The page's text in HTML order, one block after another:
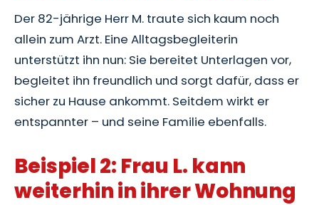
Der 82-jährige Herr M. traute sich kaum noch
allein zum Arzt. Eine Alltagsbegleiterin
unterstützt ihn nun: Sie bereitet Unterlagen vor,
begleitet ihn freundlich und sorgt dafür, dass er
sicher zu Hause ankommt. Seitdem wirkt er
entspannter – und seine Familie ebenfalls.
Beispiel 2: Frau L. kann
weiterhin in ihrer Wohnung